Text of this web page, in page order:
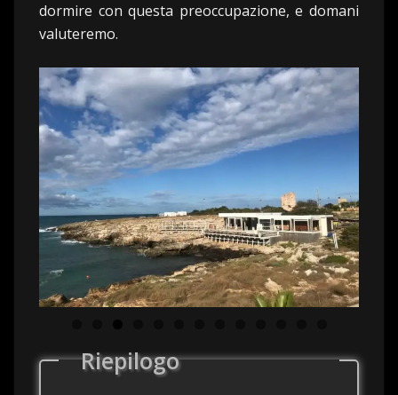
dormire con questa preoccupazione, e domani
valuteremo.
Riepilogo